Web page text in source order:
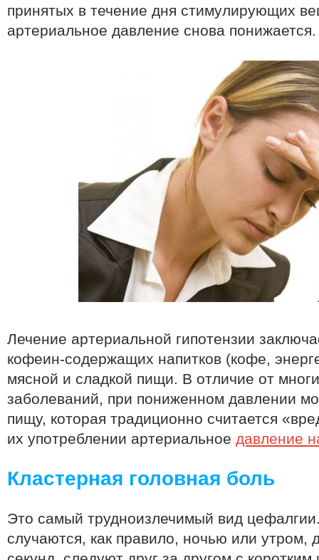
принятых в течение дня стимулирующих
артериальное давление снова понижается.
Лечение артериальной гипотензии
кофеин-содержащих напитков (кофе,
мясной и сладкой пищи. В отличие от
заболеваний, при пониженном давлении
пищу, которая традиционно считается
их употреблении артериальное давление
Кластерная головная боль
Это самый трудноизлечимый вид
случаются, как правило, ночью или утром,